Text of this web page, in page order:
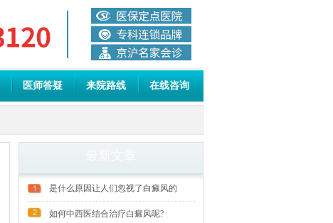
医师答疑 来院路线 在线咨询
是什么原因让人们忽视了白癜风的
如何中西医结合治疗白癜风呢?